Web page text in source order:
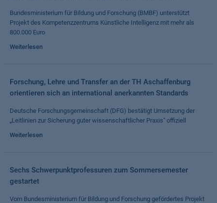
Bundesministerium für Bildung und Forschung (BMBF) unterstützt
Projekt des Kompetenzzentrums Künstliche Intelligenz mit mehr als
800.000 Euro
Weiterlesen
Forschung, Lehre und Transfer an der TH Aschaffenburg
orientieren sich an international anerkannten Standards
Deutsche Forschungsgemeinschaft (DFG) bestätigt Umsetzung der
„Leitlinien zur Sicherung guter wissenschaftlicher Praxis" offiziell
Weiterlesen
Sechs Schwerpunktprofessuren zum Sommersemester
gestartet
Vom Bundesministerium für Bildung und Forschung gefördertes Projekt